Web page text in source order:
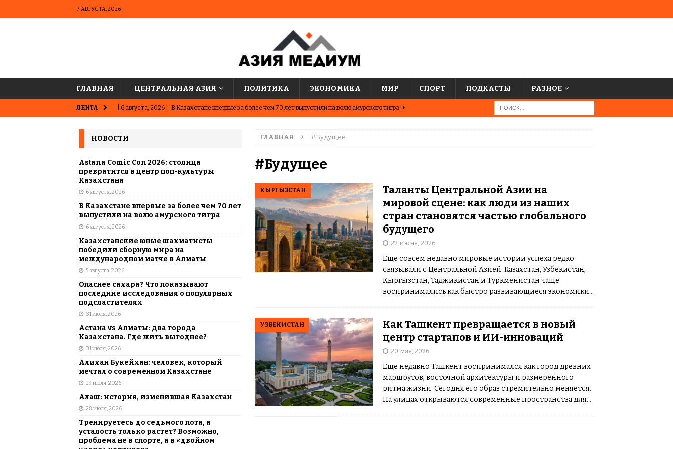
7 АВГУСТА, 2026
ГЛАВНАЯ ЦЕНТРАЛЬНАЯ АЗИЯ ПОЛИТИКА ЭКОНОМИКА МИР СПОРТ ПОДКАСТЫ РАЗНОЕ
ЛЕНТА [ 6 августа, 2026 ] В Казахстане впервые за более чем 70 лет выпустили на волю амурского тигра
[ 5 августа, 2026 ] Казахстанские юные шахматисты победили сборную мира на международном
матче в Алматы
[ 31 июля, 2026 ] Опаснее сахара? Что показывают последние исследования о популярных
подсластителях
[ 31 июля, 2026 ] Астана vs Алматы: два города Казахстана. Где жить выгоднее? ЦЕНТРАЛЬНАЯ
АЗИЯ
[ 6 августа, 2026 ] Astana Comic Con 2026: столица превратится в центр поп-культуры Казахстана
КАЗАХСТАН
ГЛАВНАЯ #Будущее
#Будущее
КЫРГЫЗСТАН
Таланты Центральной Азии на
мировой сцене: как люди из наших
стран становятся частью глобального
будущего
22 июня, 2026
Еще совсем недавно мировые истории успеха редко
связывали с Центральной Азией. Казахстан, Узбекистан,
Кыргызстан, Таджикистан и Туркменистан чаще
воспринимались как быстро развивающиеся экономики,
УЗБЕКИСТАН
Как Ташкент превращается в новый
центр стартапов и ИИ-инноваций
20 мая, 2026
Еще недавно Ташкент воспринимался как город древних
маршрутов, восточной архитектуры и размеренного
ритма жизни. Сегодня его образ стремительно меняется.
На улицах открываются современные пространства для
НОВОСТИ
Astana Comic Con 2026: столица
превратится в центр поп-культуры
Казахстана
6 августа, 2026
В Казахстане впервые за более чем 70 лет
выпустили на волю амурского тигра
6 августа, 2026
Казахстанские юные шахматисты
победили сборную мира на
международном матче в Алматы
5 августа, 2026
Опаснее сахара? Что показывают
последние исследования о популярных
подсластителях
31 июля, 2026
Астана vs Алматы: два города
Казахстана. Где жить выгоднее?
31 июля, 2026
Алихан Букейхан: человек, который
мечтал о современном Казахстане
29 июля, 2026
Алаш: история, изменившая Казахстан
28 июля, 2026
Тренируетесь до седьмого пота, а
усталость только растет? Возможно,
проблема не в спорте, а в «двойном